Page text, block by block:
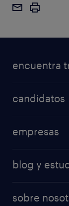
encuentra
candidatos
empresas
blog y
sobre